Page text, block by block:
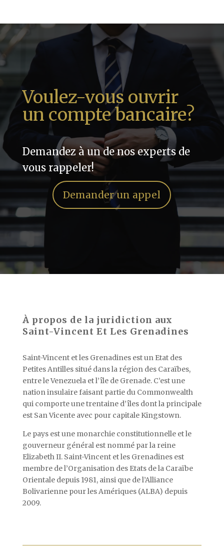
Voulez-vous ouvrir
un compte bancaire?
Demandez à un de nos experts de
vous rappeler!
Demander un appel
À propos de la juridiction aux
Saint-Vincent Et Les Grenadines
Saint-Vincent et les Grenadines est un Etat des
Petites Antilles situé dans la région des Caraïbes,
entre le Venezuela et l’île de Grenade. C’est une
nation insulaire faisant partie du Commonwealth
qui comporte une trentaine d’îles dont la principale
est San Vicente avec pour capitale Kingstown.
Le pays est une monarchie constitutionnelle et le
gouverneur général est nommé par la reine
Elizabeth II. Saint-Vincent et les Grenadines est
membre de l’Organisation des Etats de la Caraïbe
Orientale depuis 1981, ainsi que de l’Alliance
Bolivarienne pour les Amériques (ALBA) depuis
2009.